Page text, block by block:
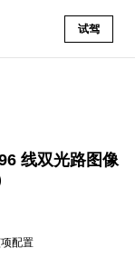
试驾
线双光路图像
配置